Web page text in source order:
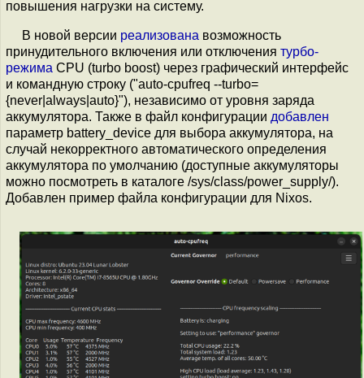
повышения нагрузки на систему.
В новой версии реализована возможность
принудительного включения или отключения турбо-
режима CPU (turbo boost) через графический интерфейс
и командную строку ("auto-cpufreq --turbo=
{never|always|auto}"), независимо от уровня заряда
аккумулятора. Также в файл конфигурации добавлен
параметр battery_device для выбора аккумулятора, на
случай некорректного автоматического определения
аккумулятора по умолчанию (доступные аккумуляторы
можно посмотреть в каталоге /sys/class/power_supply/).
Добавлен пример файла конфигурации для Nixos.